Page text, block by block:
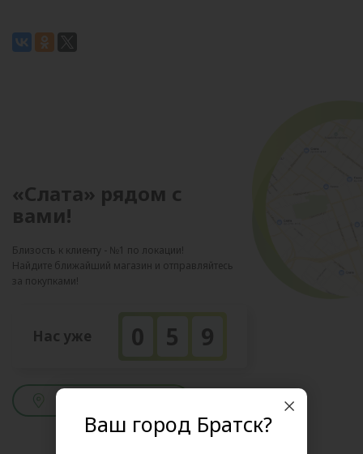
«Слата» рядом с
вами!
Близость к клиенту - №1 по локации!
Найдите ближайший магазин и отправляйтесь
за покупками!
Нас уже 0 5 9
Ваш город Братск?